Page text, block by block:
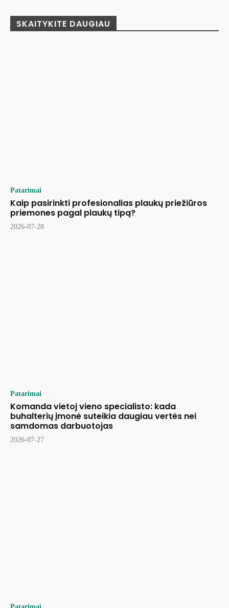
SKAITYKITE DAUGIAU
Patarimai
Kaip pasirinkti profesionalias plaukų priežiūros
priemones pagal plaukų tipą?
2026-07-28
Patarimai
Komanda vietoj vieno specialisto: kada
buhalterių įmonė suteikia daugiau vertės nei
samdomas darbuotojas
2026-07-27